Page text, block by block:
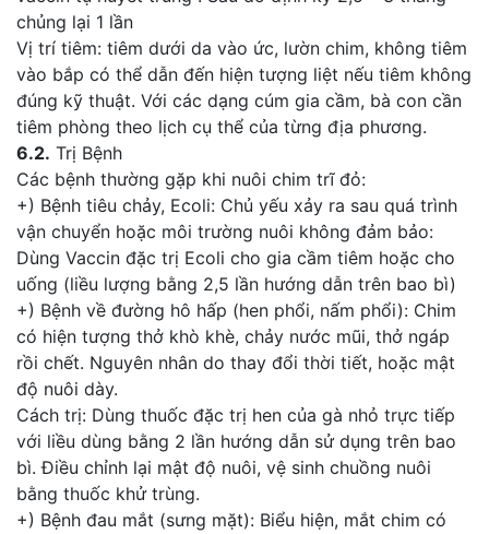
chủng lại 1 lần
Vị trí tiêm: tiêm dưới da vào ức, lườn chim, không tiêm
vào bắp có thể dẫn đến hiện tượng liệt nếu tiêm không
đúng kỹ thuật. Với các dạng cúm gia cầm, bà con cần
tiêm phòng theo lịch cụ thể của từng địa phương.
6.2. Trị Bệnh
Các bệnh thường gặp khi nuôi chim trĩ đỏ:
+) Bệnh tiêu chảy, Ecoli: Chủ yếu xảy ra sau quá trình
vận chuyển hoặc môi trường nuôi không đảm bảo:
Dùng Vaccin đặc trị Ecoli cho gia cầm tiêm hoặc cho
uống (liều lượng bằng 2,5 lần hướng dẫn trên bao bì)
+) Bệnh về đường hô hấp (hen phổi, nấm phổi): Chim
có hiện tượng thở khò khè, chảy nước mũi, thở ngáp
rồi chết. Nguyên nhân do thay đổi thời tiết, hoặc mật
độ nuôi dày.
Cách trị: Dùng thuốc đặc trị hen của gà nhỏ trực tiếp
với liều dùng bằng 2 lần hướng dẫn sử dụng trên bao
bì. Điều chỉnh lại mật độ nuôi, vệ sinh chuồng nuôi
bằng thuốc khử trùng.
+) Bệnh đau mắt (sưng mặt): Biểu hiện, mắt chim có